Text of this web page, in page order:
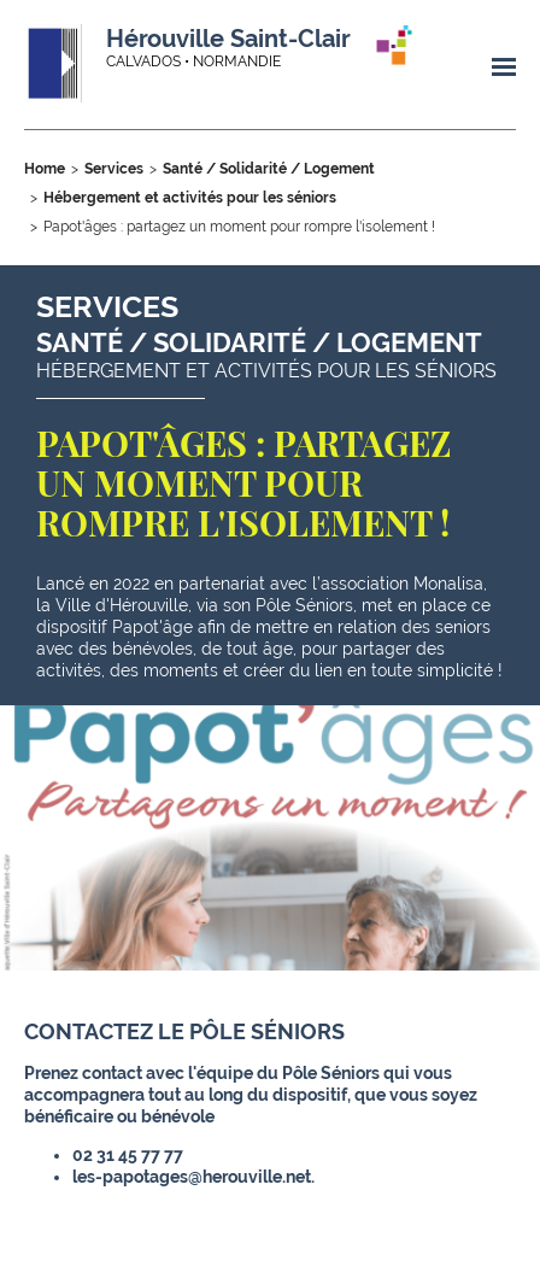
Hérouville Saint-Clair
CALVADOS • NORMANDIE
Home Services
Santé / Solidarité / Logement
Hébergement et activités pour les séniors
Papot'âges : partagez un moment pour rompre l'isolement !
SERVICES
SANTÉ / SOLIDARITÉ / LOGEMENT
HÉBERGEMENT ET ACTIVITÉS POUR LES SÉNIORS
PAPOT'ÂGES : PARTAGEZ
UN MOMENT POUR
ROMPRE L'ISOLEMENT !
Lancé en 2022 en partenariat avec l’association Monalisa,
la Ville d'Hérouville, via son Pôle Séniors, met en place ce
dispositif Papot'âge afin de mettre en relation des seniors
avec des bénévoles, de tout âge, pour partager des
activités, des moments et créer du lien en toute simplicité !
CONTACTEZ LE PÔLE SÉNIORS
Prenez contact avec l'équipe du Pôle Séniors qui vous
accompagnera tout au long du dispositif, que vous soyez
bénéficaire ou bénévole
02 31 45 77 77
les-papotages@herouville.net.